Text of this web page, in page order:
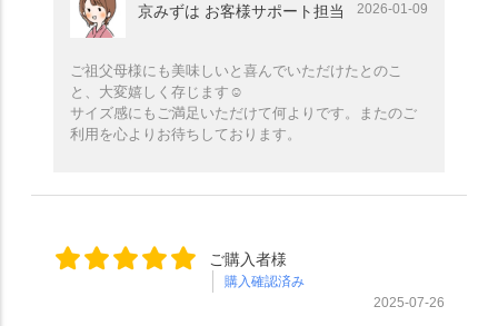
京みずは お客様サポート担当 2026-01-09
ご祖父母様にも美味しいと喜んでいただけたとのこ
と、大変嬉しく存じます☺️
サイズ感にもご満足いただけて何よりです。またのご
利用を心よりお待ちしております。
ご購入者様
購入確認済み
2025-07-26